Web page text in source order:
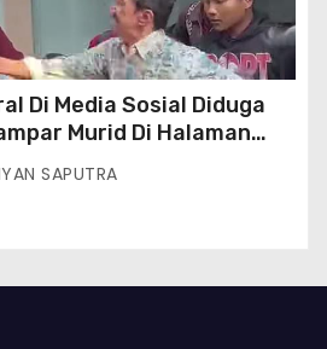
Di Media Sosial Diduga
Murid Di Halaman
SAPUTRA